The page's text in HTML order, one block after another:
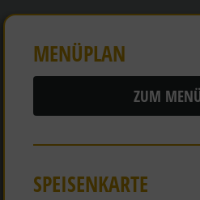
MENÜPLAN
ZUM
SPEISENKARTE